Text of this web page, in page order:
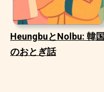
HeungbuとNolbu: 韓国
のおとぎ話